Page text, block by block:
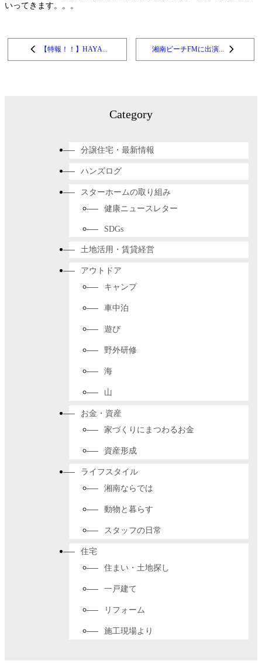
いってきます。。。
【特報！！】HAYA... 湘南ビーチFMに出演...
Category
分譲住宅・最新情報
ハンズログ
スターホームの取り組み
健康ニュースレター
SDGs
土地活用・賃貸経営
アウトドア
キャンプ
車中泊
遊び
野外研修
海
山
お金・資産
家づくりにまつわるお金
資産形成
ライフスタイル
湘南ならでは
動物と暮らす
スタッフの日常
住宅
住まい・土地探し
一戸建て
リフォーム
施工現場より